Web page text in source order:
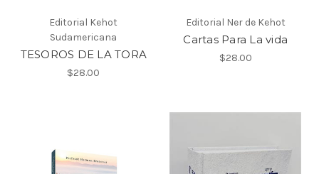
Editorial Kehot
Sudamericana
TESOROS DE LA TORA
$28.00
Editorial Ner de Kehot
Cartas Para La vida
$28.00